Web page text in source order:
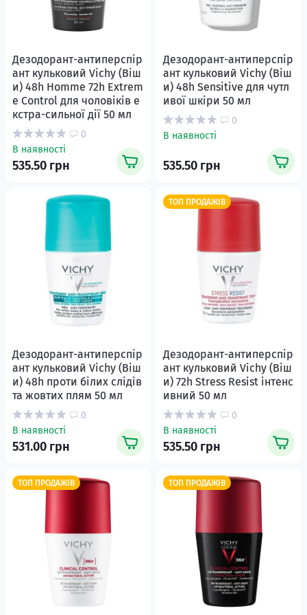
Дезодорант-антиперспір
ант кульковий Vichy (Віш
и) 48h Homme 72h Extrem
e Control для чоловіків е
кстра-сильної дії 50 мл
0
В наявності
535.50 грн
Дезодорант-антиперспір
ант кульковий Vichy (Віш
и) 48h Sensitive для чутл
ивої шкіри 50 мл
0
В наявності
535.50 грн
Дезодорант-антиперспір
ант кульковий Vichy (Віш
и) 48h проти білих слідів
та жовтих плям 50 мл
0
В наявності
531.00 грн
ТОП ПРОДАЖІВ
Дезодорант-антиперспір
ант кульковий Vichy (Віш
и) 72h Stress Resist інтенс
ивний 50 мл
0
В наявності
535.50 грн
ТОП ПРОДАЖІВ ТОП ПРОДАЖІВ